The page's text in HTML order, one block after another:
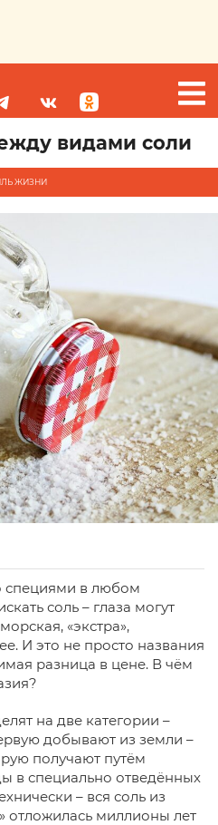
видами соли
ЖИЗНИ
специями в любом
соль – глаза могут
«экстра»,
И это не просто названия
разница в цене. В чём
на две категории –
добывают из земли –
получают путём
в специально отведённых
– вся соль из
отложилась миллионы лет